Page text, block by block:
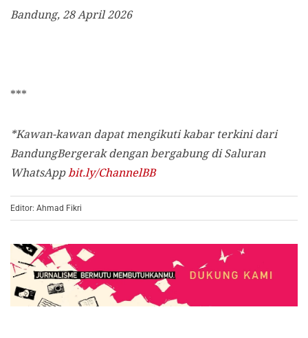
Bandung, 28 April 2026
***
*Kawan-kawan dapat mengikuti kabar terkini dari
BandungBergerak dengan bergabung di Saluran
WhatsAppbit.ly/ChannelBB
Editor: Ahmad Fikri